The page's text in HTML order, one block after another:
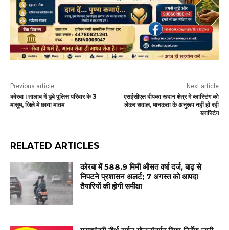
Previous article
कोरबा : तालाब में डूबे पुलिस परिवार के 3
मासूम, जिले में छाया मातम
Next article
एसईसीएल दीपका खदान क्षेत्र में ब्लास्टिंग को
लेकर सवाल, मानकता के अनुरूप नहीं हो रही
ब्लास्टिंग
RELATED ARTICLES
कोरबा में 588.9 मिमी औसत वर्षा दर्ज, बाढ़ से
निपटने प्रशासन अलर्ट; 7 अगस्त को आपदा
तैयारियों की होगी समीक्षा